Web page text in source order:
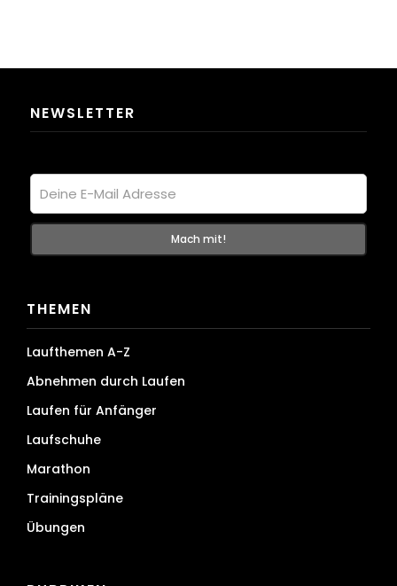
NEWSLETTER
THEMEN
Laufthemen A-Z
Abnehmen durch Laufen
Laufen für Anfänger
Laufschuhe
Marathon
Trainingspläne
Übungen